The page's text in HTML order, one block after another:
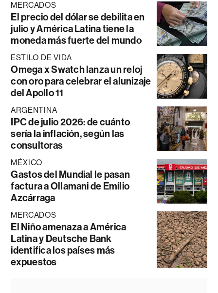
MERCADOS
El precio del dólar se debilita en
julio y América Latina tiene la
moneda más fuerte del mundo
ESTILO DE VIDA
Omega x Swatch lanza un reloj
con oro para celebrar el alunizaje
del Apollo 11
ARGENTINA
IPC de julio 2026: de cuánto
sería la inflación, según las
consultoras
MÉXICO
Gastos del Mundial le pasan
factura a Ollamani de Emilio
Azcárraga
MERCADOS
El Niño amenaza a América
Latina y Deutsche Bank
identifica los países más
expuestos